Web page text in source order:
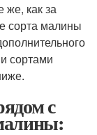
же, как за
сорта малины
сортами
с